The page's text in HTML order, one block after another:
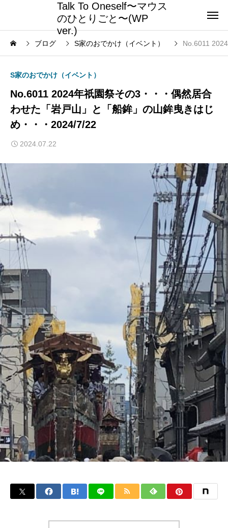
Talk To Oneself〜マウス
のひとりごと〜(WP
ver.)
ブログ S家のおでかけ（イベント） No.6011
S家のおでかけ（イベント）
No.6011 2024年祇園祭その3・・・偶然居合
わせた「岩戸山」と「船鉾」の山鉾曳きはじ
め・・・2024/7/22
2024.07.22